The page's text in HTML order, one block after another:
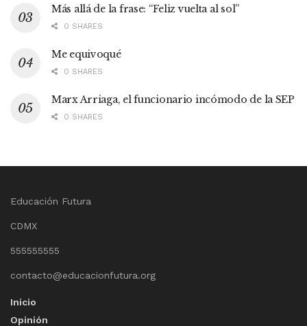
Más allá de la frase: “Feliz vuelta al sol”
0 SHARES
Me equivoqué
0 SHARES
Marx Arriaga, el funcionario incómodo de la SEP
0 SHARES
Educación Futura
CDMX
555555555
contacto@educacionfutura.org
Inicio
Opinión